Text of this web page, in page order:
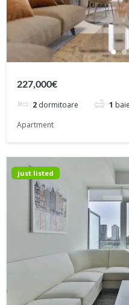
227,000€
2 dormitoare 1 baie
Apartment
just listed